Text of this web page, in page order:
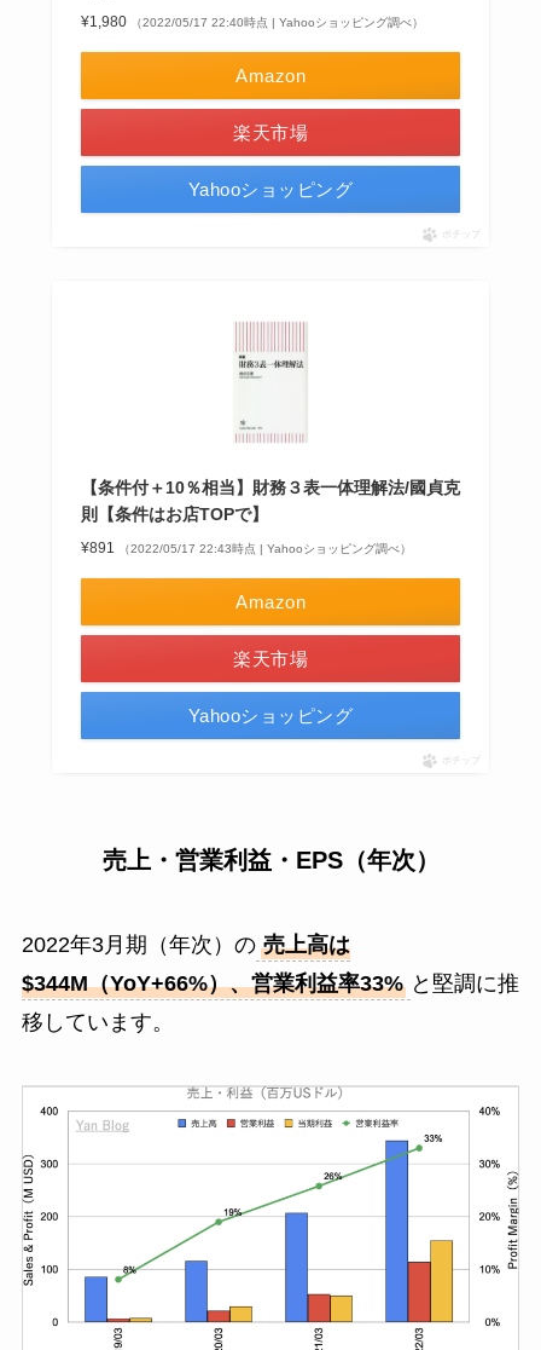
¥1,980 （2022/05/17 22:40時点 | Yahooショッピング調べ）
Amazon
楽天市場
Yahooショッピング
ポチップ
【条件付＋10％相当】財務３表一体理解法/國貞克
則【条件はお店TOPで】
¥891 （2022/05/17 22:43時点 | Yahooショッピング調べ）
Amazon
楽天市場
Yahooショッピング
ポチップ
売上・営業利益・EPS（年次）
2022年3月期（年次）の 売上高は
$344M（YoY+66%）、営業利益率33% と堅調に推
移しています。